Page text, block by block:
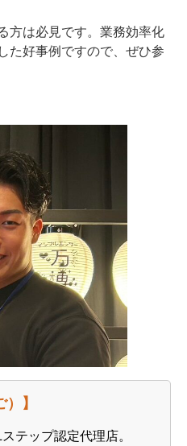
方は必見です。業務効率化
た好事例ですので、ぜひ参
】
テップ認定代理店。